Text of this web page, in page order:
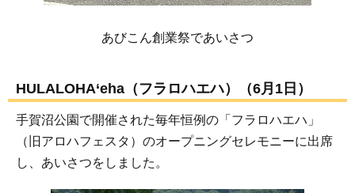
あびこん創業祭であいさつ
HULALOHA‘eha（フラロハエハ）（6月1日）
手賀沼公園で開催された毎年恒例の「フラロハエハ」
（旧アロハフェスタ）のオープニングセレモニーに出席
し、あいさつをしました。